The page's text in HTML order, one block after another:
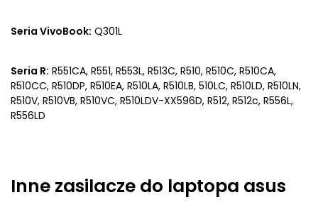
Seria VivoBook: Q301L
Seria R: R551CA, R551, R553L, R513C, R510, R510C, R510CA,
R510CC, R510DP, R510EA, R510LA, R510LB, 510LC, R510LD, R510LN,
R510V, R510VB, R510VC, R510LDV-XX596D, R512, R512c, R556L,
R556LD
Inne zasilacze do laptopa asus